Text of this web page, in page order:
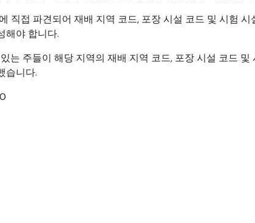
직접 파견되어 재배 지역 코드, 포장 시설 코드 및 시험 시
해야 합니다.
는 주들이 해당 지역의 재배 지역 코드, 포장 시설 코드 및
습니다.
0